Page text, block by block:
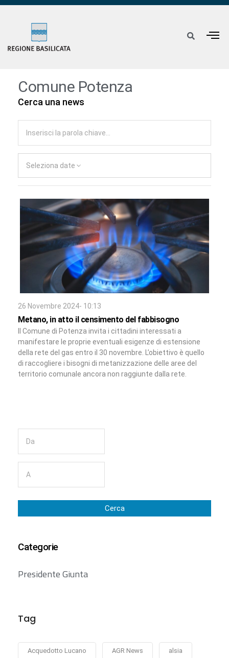
Comune Potenza
Cerca una news
Seleziona date
26 Novembre 2024- 10:13
Metano, in atto il censimento del fabbisogno
Il Comune di Potenza invita i cittadini interessati a
manifestare le proprie eventuali esigenze di estensione
della rete del gas entro il 30 novembre. L’obiettivo è quello
di raccogliere i bisogni di metanizzazione delle aree del
territorio comunale ancora non raggiunte dalla rete.
Cerca
Categorie
Presidente Giunta
Tag
Acquedotto Lucano AGR News alsia